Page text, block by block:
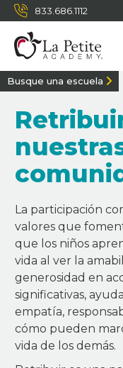
833.686.1112
Busque una escuela
La participación
valores que
que los niños
vida al ver la
generosidad en
significativas,
empatía,
cómo pueden
vida de los demás.